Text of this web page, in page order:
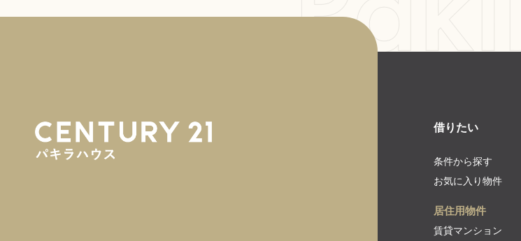
借りたい
条件から探す
お気に入り物件
居住用物件
賃貸マンション